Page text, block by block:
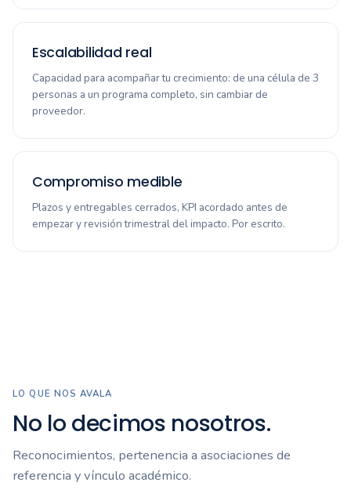
Escalabilidad real
Capacidad para acompañar tu crecimiento: de una célula de 3
personas a un programa completo, sin cambiar de
proveedor.
Compromiso medible
Plazos y entregables cerrados, KPI acordado antes de
empezar y revisión trimestral del impacto. Por escrito.
LO QUE NOS AVALA
No lo decimos nosotros.
Reconocimientos, pertenencia a asociaciones de
referencia y vínculo académico.